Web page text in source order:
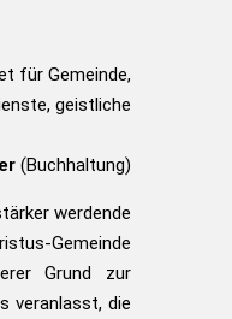
für Gemeinde,
geistliche
(Buchhaltung)
werdende
Gemeinde
Grund zur
veranlasst, die